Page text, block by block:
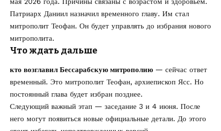
Патриарх Даниил назначил временного главу. Им стал
митрополит Теофан. Он будет управлять до избрания нового
митрополита.
Что ждать дальше
кто возглавил Бессарабскую митрополию — сейчас ответ
временный. Это митрополит Теофан, архиепископ Ясс. Но
постоянный глава будет избран позднее.
Следующий важный этап — заседание 3 и 4 июня. После
него могут появиться новые официальные детали. До этого